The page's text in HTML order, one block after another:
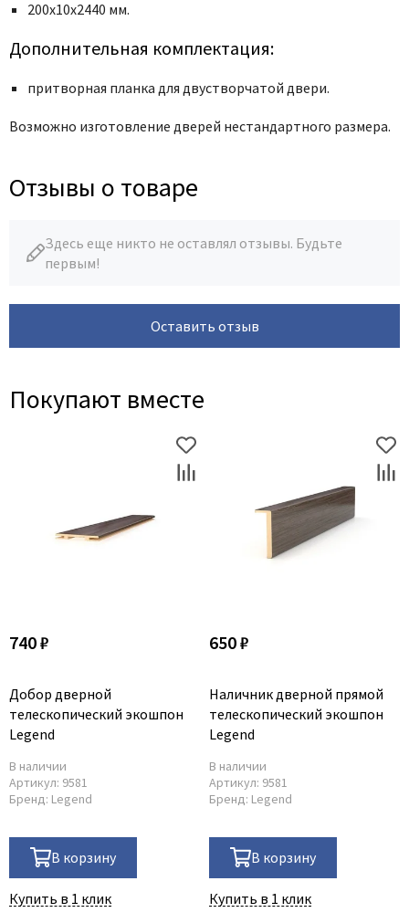
200х10х2440 мм.
Дополнительная комплектация:
притворная планка для двустворчатой двери.
Возможно изготовление дверей нестандартного размера.
Отзывы о товаре
Здесь еще никто не оставлял отзывы. Будьте
первым!
Оставить отзыв
Покупают вместе
740 ₽
Добор дверной
телескопический экошпон
Legend
В наличии
Артикул: 9581
Бренд: Legend
В корзину
Купить в 1 клик
650 ₽
Наличник дверной прямой
телескопический экошпон
Legend
В наличии
Артикул: 9581
Бренд: Legend
В корзину
Купить в 1 клик